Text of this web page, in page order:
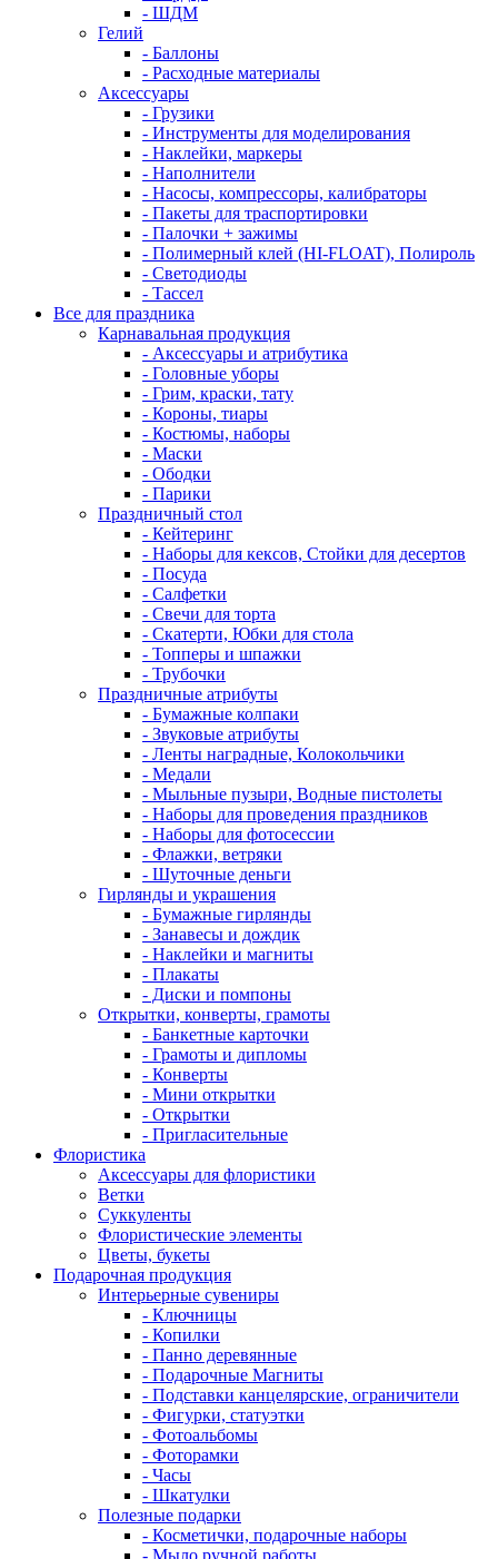
- ШДМ
Гелий
- Баллоны
- Расходные материалы
Аксессуары
- Грузики
- Инструменты для моделирования
- Наклейки, маркеры
- Наполнители
- Насосы, компрессоры, калибраторы
- Пакеты для траспортировки
- Палочки + зажимы
- Полимерный клей (HI-FLOAT), Полироль
- Светодиоды
- Тассел
Все для праздника
Карнавальная продукция
- Аксессуары и атрибутика
- Головные уборы
- Грим, краски, тату
- Короны, тиары
- Костюмы, наборы
- Маски
- Ободки
- Парики
Праздничный стол
- Кейтеринг
- Наборы для кексов, Стойки для десертов
- Посуда
- Салфетки
- Свечи для торта
- Скатерти, Юбки для стола
- Топперы и шпажки
- Трубочки
Праздничные атрибуты
- Бумажные колпаки
- Звуковые атрибуты
- Ленты наградные, Колокольчики
- Медали
- Мыльные пузыри, Водные пистолеты
- Наборы для проведения праздников
- Наборы для фотосессии
- Флажки, ветряки
- Шуточные деньги
Гирлянды и украшения
- Бумажные гирлянды
- Занавесы и дождик
- Наклейки и магниты
- Плакаты
- Диски и помпоны
Открытки, конверты, грамоты
- Банкетные карточки
- Грамоты и дипломы
- Конверты
- Мини открытки
- Открытки
- Пригласительные
Флористика
Аксессуары для флористики
Ветки
Суккуленты
Флористические элементы
Цветы, букеты
Подарочная продукция
Интерьерные сувениры
- Ключницы
- Копилки
- Панно деревянные
- Подарочные Магниты
- Подставки канцелярские, ограничители
- Фигурки, статуэтки
- Фотоальбомы
- Фоторамки
- Часы
- Шкатулки
Полезные подарки
- Косметички, подарочные наборы
- Мыло ручной работы